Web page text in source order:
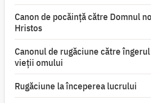
Canon de pocăință către Domnul
Hristos
Canonul de rugăciune către
vieții omului
Rugăciune la începerea lucrului